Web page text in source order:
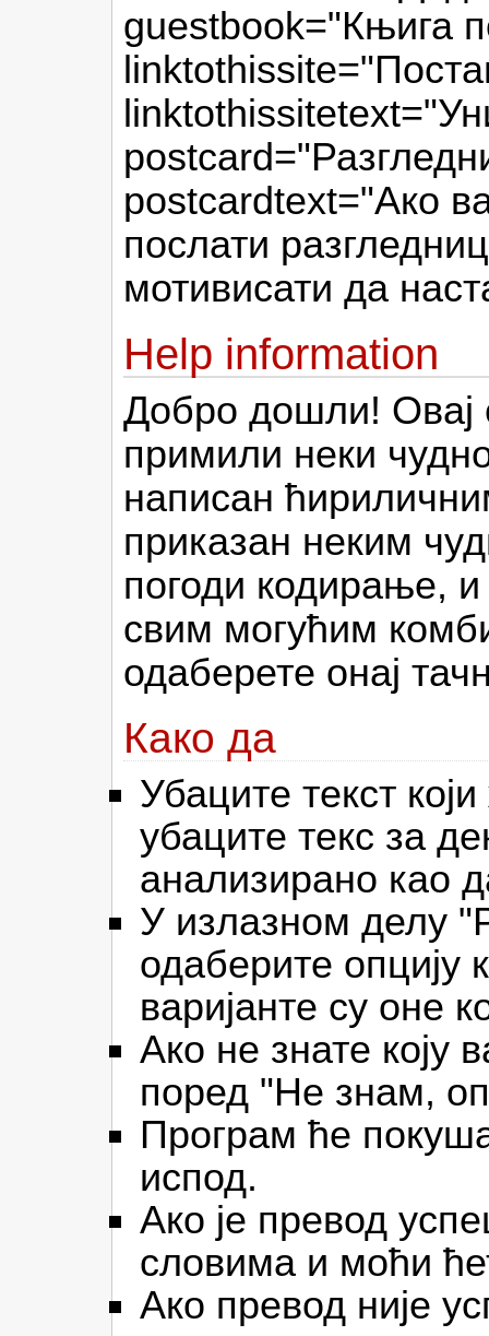
guestbook="Књига
postcardtext="Ако
послати
мотивисати да
Help information
Добро дошли! Овај
примили неки
написан
приказан неким
погоди кодирање,
свим могућим
одаберете онај
Како да
Убаците текст
убаците текс за
анализирано као
У излазном делу
одаберите опцију
варијанте су оне
Ако не знате коју
поред "Не знам,
Програм ће
испод.
Ако је превод
словима и моћи
Ако превод није